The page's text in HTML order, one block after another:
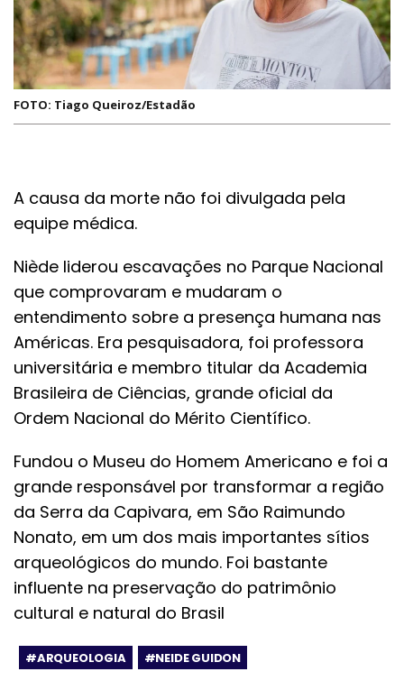
FOTO: Tiago Queiroz/Estadão
A causa da morte não foi divulgada pela
equipe médica.
Niède liderou escavações no Parque Nacional
que comprovaram e mudaram o
entendimento sobre a presença humana nas
Américas. Era pesquisadora, foi professora
universitária e membro titular da Academia
Brasileira de Ciências, grande oficial da
Ordem Nacional do Mérito Científico.
Fundou o Museu do Homem Americano e foi a
grande responsável por transformar a região
da Serra da Capivara, em São Raimundo
Nonato, em um dos mais importantes sítios
arqueológicos do mundo. Foi bastante
influente na preservação do patrimônio
cultural e natural do Brasil
#ARQUEOLOGIA #NEIDE GUIDON